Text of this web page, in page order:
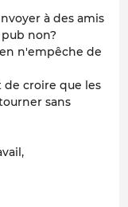
à des amis
non?
n'empêche de
de croire que les
sans